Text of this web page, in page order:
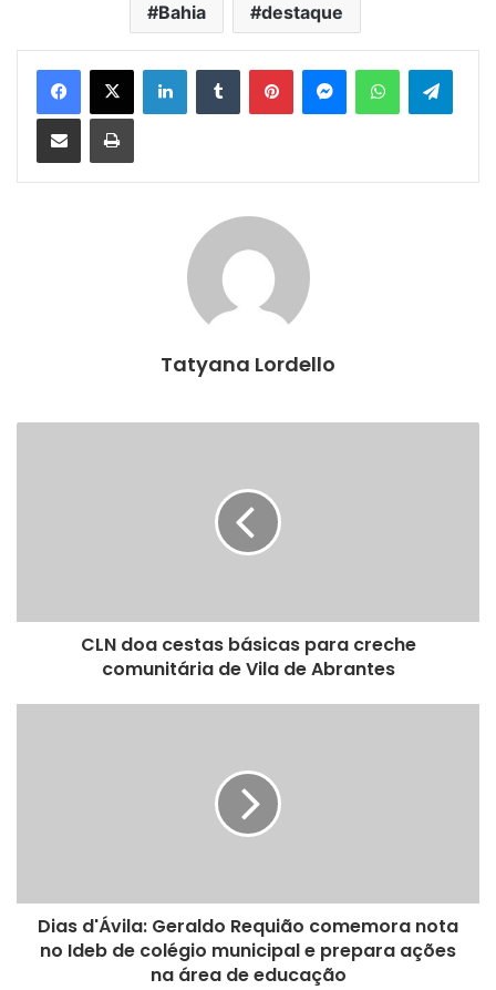
Bahia destaque
Tatyana Lordello
CLN doa cestas básicas para creche
comunitária de Vila de Abrantes
Dias d'Ávila: Geraldo Requião comemora nota
no Ideb de colégio municipal e prepara ações
na área de educação